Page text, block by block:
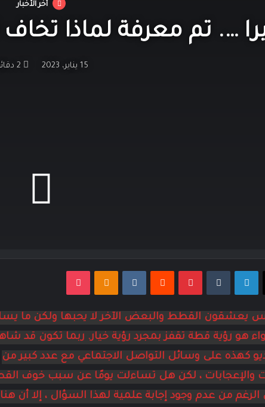
أخر الأخبار
…. تم معرفة لماذا
15 يناير، 2023
‫X لينكدإن بينتيريست Odnoklassniki
‫Pocket
يعشقون القطط والبعض الآخر لا يحبها ولكن ما
هو رؤية قطة تقفز بمجرد رؤية خيار. ربما تكون قد
كهذه على وسائل التواصل الاجتماعي مع عدد كبير من
والإعجابات ، لكن هل تساءلت يومًا عن سبب خوف
الرغم من عدم وجود إجابة علمية لهذا السؤال ، إلا أن